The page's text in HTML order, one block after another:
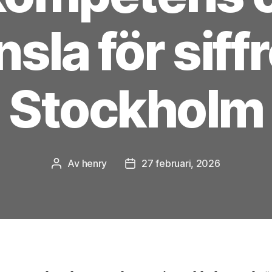
för
Stockholm
Inläggsförfattare
Av henry Inläggsdatum
27 februari, 2026